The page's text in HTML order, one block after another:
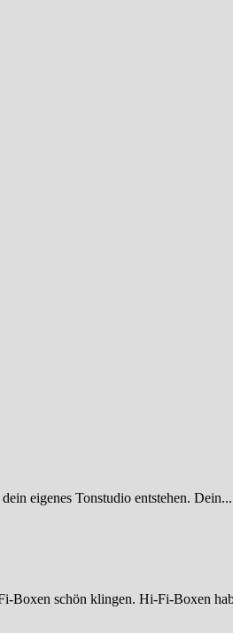
eigenes Tonstudio entstehen. Dein...
schön klingen. Hi-Fi-Boxen